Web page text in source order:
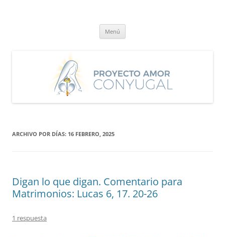
Menú
ARCHIVO POR DÍAS: 16 FEBRERO, 2025
Digan lo que digan. Comentario para
Matrimonios: Lucas 6, 17. 20-26
1 respuesta